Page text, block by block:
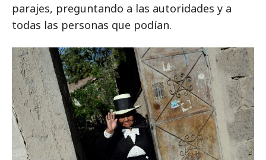
parajes, preguntando a las autoridades y a
todas las personas que podían.